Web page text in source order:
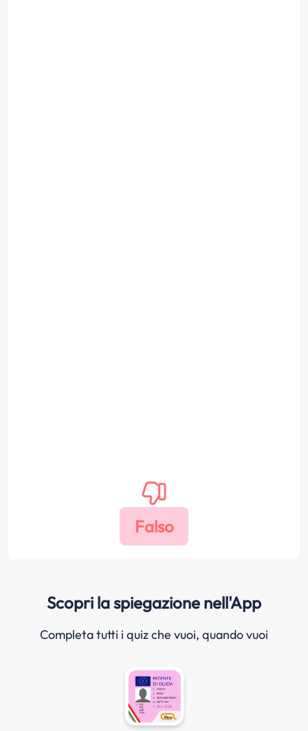
Scopri la spiegazione nell'App
Completa tutti i quiz che vuoi, quando vuoi